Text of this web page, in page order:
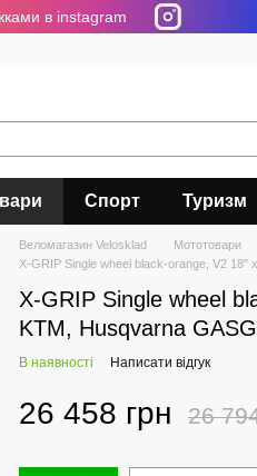
в instagram
Спорт Туризм
Веломагазин Velosklad Мототовари
X-GRIP Single wheel black-orange, V2
X-GRIP Single wheel
KTM, Husqvarna
В наявності Написати відгук
26 458 грн 26